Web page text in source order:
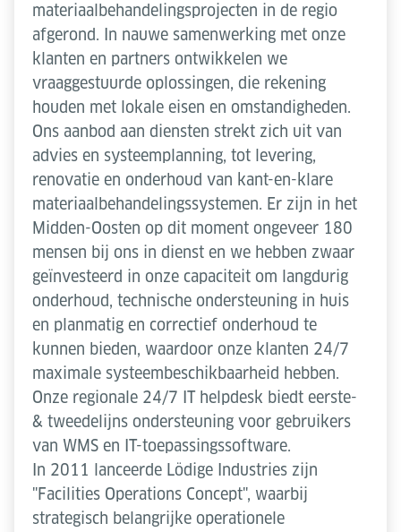
materiaalbehandelingsprojecten in de regio
afgerond. In nauwe samenwerking met onze
klanten en partners ontwikkelen we
vraaggestuurde oplossingen, die rekening
houden met lokale eisen en omstandigheden.
Ons aanbod aan diensten strekt zich uit van
advies en systeemplanning, tot levering,
renovatie en onderhoud van kant-en-klare
materiaalbehandelingssystemen. Er zijn in het
Midden-Oosten op dit moment ongeveer 180
mensen bij ons in dienst en we hebben zwaar
geïnvesteerd in onze capaciteit om langdurig
onderhoud, technische ondersteuning in huis
en planmatig en correctief onderhoud te
kunnen bieden, waardoor onze klanten 24/7
maximale systeembeschikbaarheid hebben.
Onze regionale 24/7 IT helpdesk biedt eerste-
& tweedelijns ondersteuning voor gebruikers
van WMS en IT-toepassingssoftware.
In 2011 lanceerde Lödige Industries zijn
"Facilities Operations Concept", waarbij
strategisch belangrijke operationele